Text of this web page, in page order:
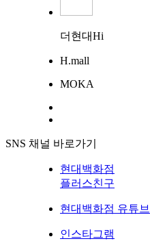
더현대Hi
H.mall
MOKA
SNS 채널 바로가기
현대백화점
플러스친구
현대백화점 유튜브
인스타그램